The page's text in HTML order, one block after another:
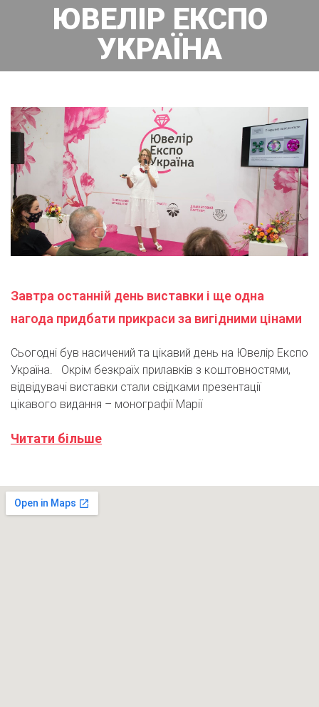
ЮВЕЛІР ЕКСПО
УКРАЇНА
Завтра останній день виставки і ще одна
нагода придбати прикраси за вигідними цінами
Сьогодні був насичений та цікавий день на Ювелір Експо
Україна. Окрім безкраїх прилавків з коштовностями,
відвідувачі виставки стали свідками презентації
цікавого видання – монографії Марії
Читати більше